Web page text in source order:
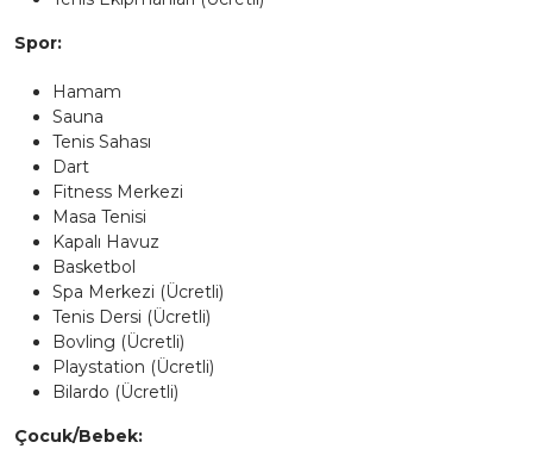
Spor:
Hamam
Sauna
Tenis Sahası
Dart
Fitness Merkezi
Masa Tenisi
Kapalı Havuz
Basketbol
Spa Merkezi (Ücretli)
Tenis Dersi (Ücretli)
Bovling (Ücretli)
Playstation (Ücretli)
Bilardo (Ücretli)
Çocuk/Bebek: